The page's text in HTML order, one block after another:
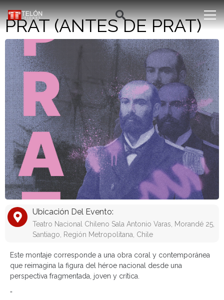
PRAT (ANTES DE PRAT)
Ubicación Del Evento:
Teatro Nacional Chileno Sala Antonio Varas, Morandé 25,
Santiago, Región Metropolitana, Chile
Este montaje corresponde a una obra coral y contemporánea
que reimagina la figura del héroe nacional desde una
perspectiva fragmentada, joven y crítica.
“